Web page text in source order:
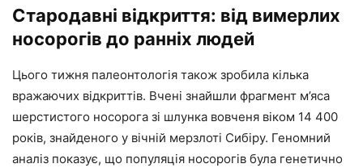
Стародавні відкриття: від вимерлих
носорогів до ранніх людей
Цього тижня палеонтологія також зробила кілька
вражаючих відкриттів. Вчені знайшли фрагмент м’яса
шерстистого носорога зі шлунка вовченя віком 14 400
років, знайденого у вічній мерзлоті Сибіру. Геномний
аналіз показує, що популяція носорогів була генетично